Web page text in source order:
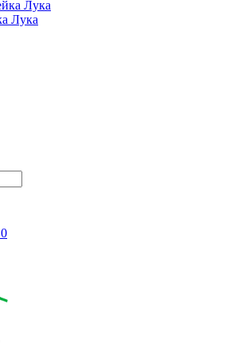
Лука
0